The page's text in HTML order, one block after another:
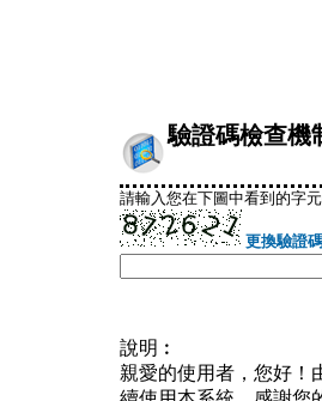
驗證碼檢查機
請輸入您在下圖中看到的字
更換驗證碼
說明︰
親愛的使用者，您好！